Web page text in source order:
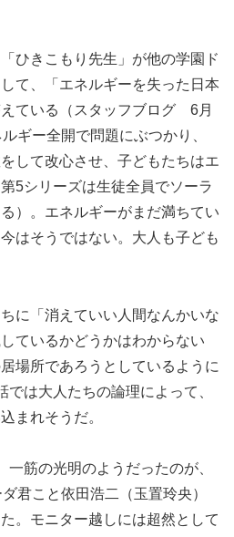
ひきこもり先生」が他の学園ド
て、「エネルギーを失った日本
ている（スタッフブログ 6月
ギー全開で問題にぶつかり、
して改心させ、子どもたちはエ
5シリーズは生徒全員でソーラ
）。エネルギーがまだ満ちてい
はそうではない。大人も子ども
に「消えていい人間なんかいな
ているかどうかはわからない
場所であろうとしているように
では大人たちの論理によって、
まれそうだ。
筋の光明のようだったのが、
君こと依田浩二（玉置玲央）
。モニター越しには超然として